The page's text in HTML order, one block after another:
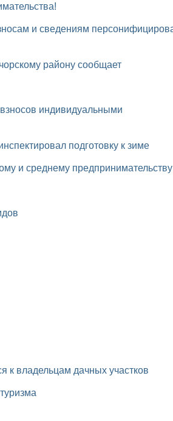
району сообщает
подготовку к зиме
и среднему предпринимательству
к владельцам дачных участков